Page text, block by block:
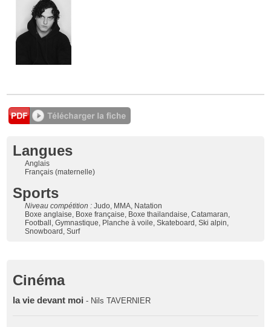
Langues
Anglais
Français (maternelle)
Sports
Niveau compétition :Judo, MMA, Natation
Boxe anglaise, Boxe française, Boxe thailandaise, Catamaran,
Football, Gymnastique, Planche à voile, Skateboard, Ski alpin,
Snowboard, Surf
Cinéma
la vie devant moi - Nils TAVERNIER